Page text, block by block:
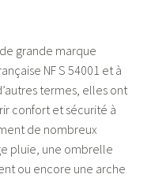
grande marque
NF S 54001 et à
termes, elles ont
confort et sécurité à
de nombreux
pluie, une ombrelle
ou encore une arche